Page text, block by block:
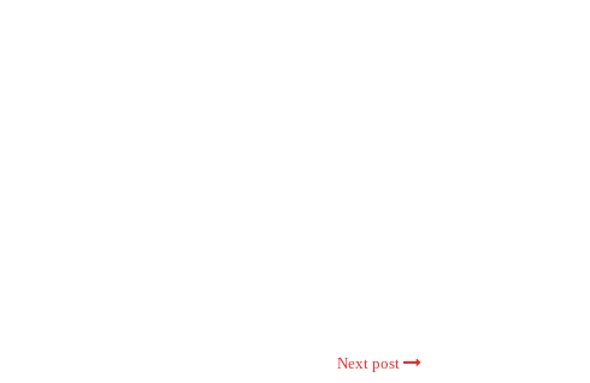
Next post